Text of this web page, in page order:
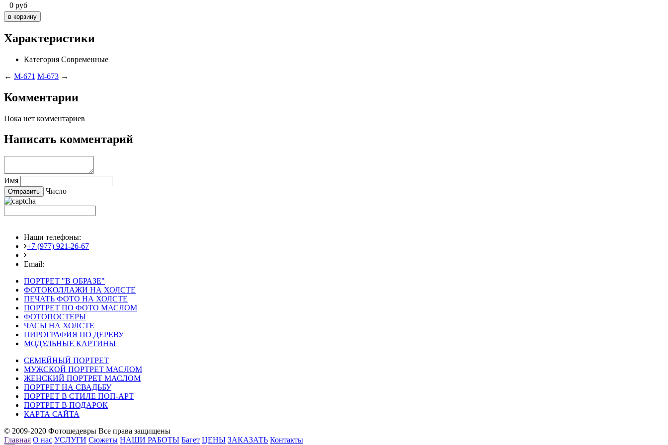
0 руб
Характеристики
Категория Современные
← M-671 M-673 →
Комментарии
Пока нет комментариев
Написать комментарий
Имя
Число
Наши телефоны:
+7 (977) 921-26-67
Email:
ПОРТРЕТ "В ОБРАЗЕ"
ФОТОКОЛЛАЖИ НА ХОЛСТЕ
ПЕЧАТЬ ФОТО НА ХОЛСТЕ
ПОРТРЕТ ПО ФОТО МАСЛОМ
ФОТОПОСТЕРЫ
ЧАСЫ НА ХОЛСТЕ
ПИРОГРАФИЯ ПО ДЕРЕВУ
МОДУЛЬНЫЕ КАРТИНЫ
СЕМЕЙНЫЙ ПОРТРЕТ
МУЖСКОЙ ПОРТРЕТ МАСЛОМ
ЖЕНСКИЙ ПОРТРЕТ МАСЛОМ
ПОРТРЕТ НА СВАДЬБУ
ПОРТРЕТ В СТИЛЕ ПОП-АРТ
ПОРТРЕТ В ПОДАРОК
КАРТА САЙТА
© 2009-2020 Фотошедевры Все права защищены
Главная О нас УСЛУГИ Сюжеты НАШИ РАБОТЫ Багет ЦЕНЫ ЗАКАЗАТЬ Контакты